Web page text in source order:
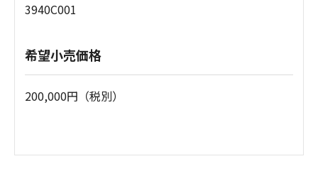
3940C001
希望小売価格
200,000円（税別）